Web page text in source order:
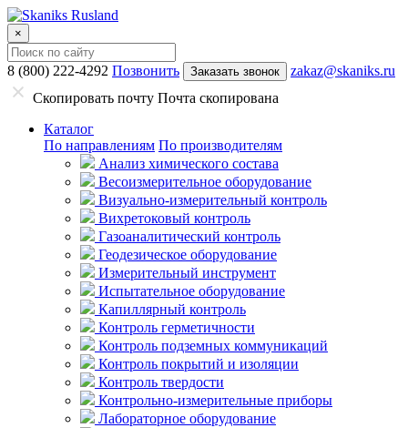
×
8 (800) 222-4292 Позвонить Заказать звонок
zakaz@skaniks.ru
Скопировать почту Почта скопирована
Каталог
По направлениям По производителям
Анализ химического состава
Весоизмерительное оборудование
Визуально-измерительный контроль
Вихретоковый контроль
Газоаналитический контроль
Геодезическое оборудование
Измерительный инструмент
Испытательное оборудование
Капиллярный контроль
Контроль герметичности
Контроль подземных коммуникаций
Контроль покрытий и изоляции
Контроль твердости
Контрольно-измерительные приборы
Лабораторное оборудование